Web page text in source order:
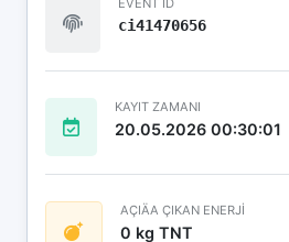
ci41470656
KAYIT ZAMANI
20.05.2026 00:30:01
AÇIÄA ÇIKAN ENERJİ
0 kg TNT